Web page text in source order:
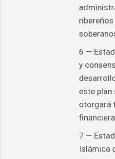
6 —
y
este plan
otorgará
7 —
Islámica